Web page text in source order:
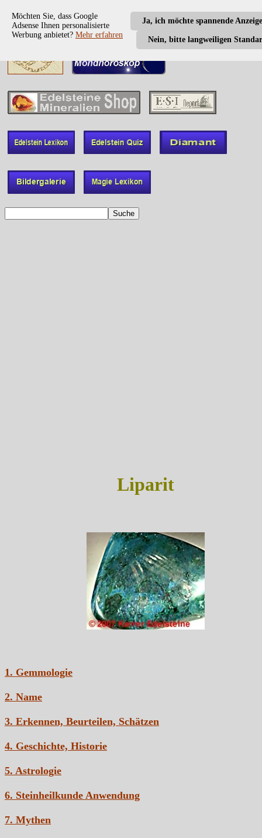
Ja, ich möchte spannende
Nein, bitte langweiligen
Möchten Sie, dass Google
Adsense Ihnen personalisierte
Werbung anbietet? Mehr erfahren
Liparit
1. Gemmologie
2. Name
3. Erkennen, Beurteilen, Schätzen
4. Geschichte, Historie
5. Astrologie
6. Steinheilkunde Anwendung
7. Mythen